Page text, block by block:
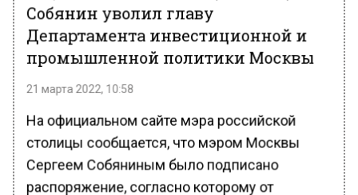
Собянин уволил главу
Департамента инвестиционной и
промышленной политики Москвы
21 марта 2022, 10:58
На официальном сайте мэра российской
столицы сообщается, что мэром Москвы
Сергеем Собяниным было подписано
распоряжение, согласно которому от